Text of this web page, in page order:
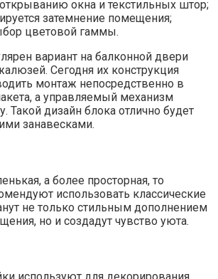
окна и текстильных штор;
затемнение помещения;
цветовой гаммы.
вариант на балконной двери
Сегодня их конструкция
монтаж непосредственно в
а управляемый механизм
Такой дизайн блока отлично будет
занавесками.
а более просторная, то
использовать классические
не только стильным дополнением
но и создадут чувство уюта.